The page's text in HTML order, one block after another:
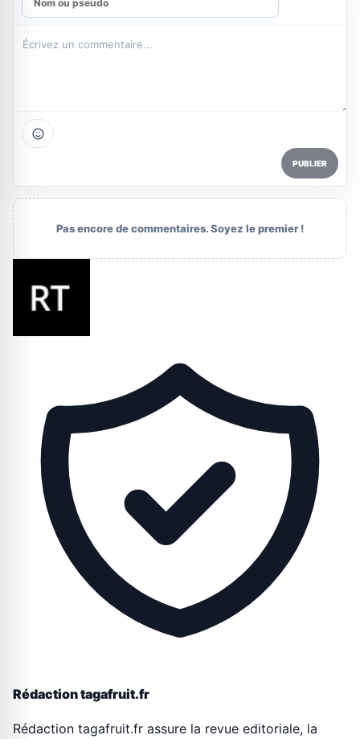
PUBLIER
Pas encore de commentaires. Soyez le premier !
Rédaction tagafruit.fr
Rédaction tagafruit.fr assure la revue editoriale, la